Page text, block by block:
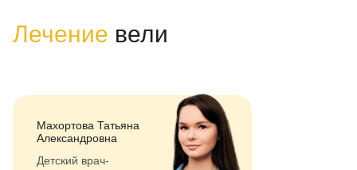
Лечение вели
Махортова Татьяна
Александровна
Детский врач-